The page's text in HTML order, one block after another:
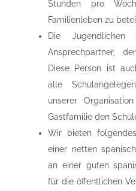
Stunden pro
Familienleben zu
Die
Ansprechpartner,
Diese Person ist
alle
unserer
Gastfamilie den
Wir bieten
einer netten
an einer guten
für die öffentlichen